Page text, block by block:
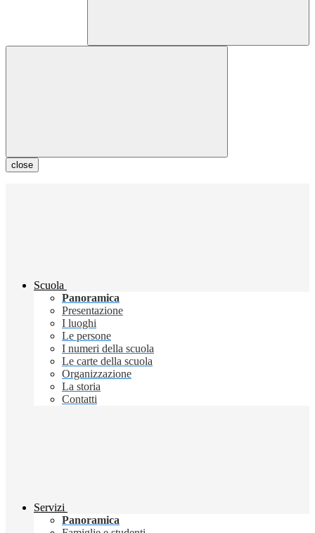
close
Scuola
Panoramica
Presentazione
I luoghi
Le persone
I numeri della scuola
Le carte della scuola
Organizzazione
La storia
Contatti
Servizi
Panoramica